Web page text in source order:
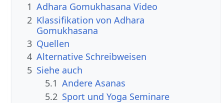
1 Adhara Gomukhasana Video
2 Klassifikation von Adhara
Gomukhasana
3 Quellen
4 Alternative Schreibweisen
5 Siehe auch
5.1 Andere Asanas
5.2 Sport und Yoga Seminare